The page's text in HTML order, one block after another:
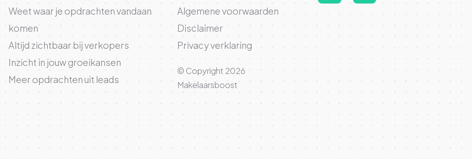
Weet waar je opdrachten vandaan
komen
Altijd zichtbaar bij verkopers
Inzicht in jouw groeikansen
Meer opdrachten uit leads
Algemene voorwaarden
Disclaimer
Privacy verklaring
© Copyright 2026
Makelaarsboost